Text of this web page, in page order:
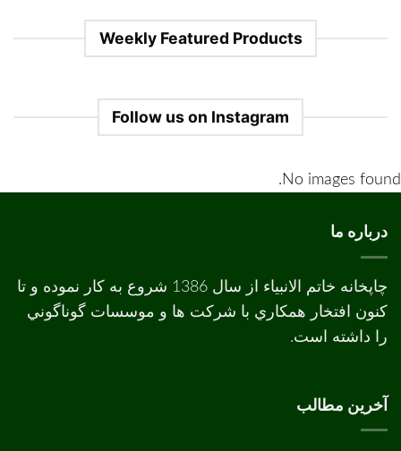
Weekly Featured Products
Follow us on Instagram
No images found.
درباره ما
چاپخانه خاتم الانبیاء از سال 1386 شروع به کار نموده و تا
کنون افتخار همکاري با شرکت ها و موسسات گوناگوني
را داشته است.
آخرین مطالب